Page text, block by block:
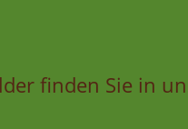
finden Sie in